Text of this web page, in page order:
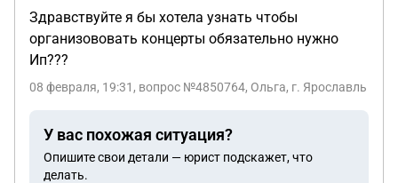
Здравствуйте я бы хотела узнать чтобы
организововать концерты обязательно нужно
Ип???
08 февраля, 19:31 , вопрос №4850764, Ольга, г. Ярославль
У вас похожая ситуация?
Опишите свои детали — юрист подскажет, что
делать.